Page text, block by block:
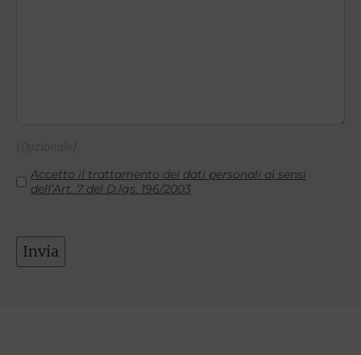
(Opzionale)
Consenso
Accetto il trattamento dei dati personali ai sensi
dell’Art. 7 del D.lgs. 196/2003
Invia